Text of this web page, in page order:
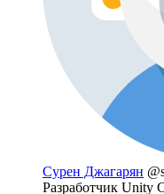
Сурен Джагарян
Разработчик Unity